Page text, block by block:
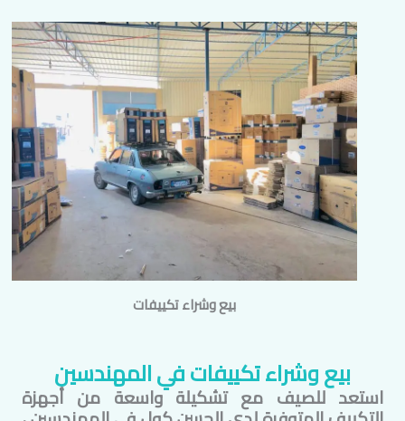
بيع وشراء تكييفات
بيع وشراء تكييفات فيالمهندسين
استعد للصيف مع تشكيلة واسعة من أجهزة